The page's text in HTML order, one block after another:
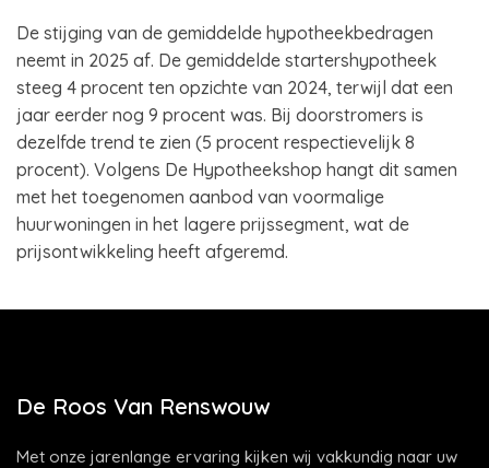
De stijging van de gemiddelde hypotheekbedragen
neemt in 2025 af. De gemiddelde startershypotheek
steeg 4 procent ten opzichte van 2024, terwijl dat een
jaar eerder nog 9 procent was. Bij doorstromers is
dezelfde trend te zien (5 procent respectievelijk 8
procent). Volgens De Hypotheekshop hangt dit samen
met het toegenomen aanbod van voormalige
huurwoningen in het lagere prijssegment, wat de
prijsontwikkeling heeft afgeremd.
De Roos Van Renswouw
Met onze jarenlange ervaring kijken wij vakkundig naar uw